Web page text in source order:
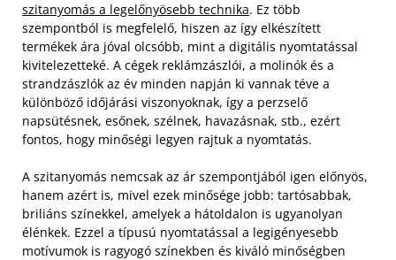
szitanyomás a legelőnyösebb technika. Ez több
szempontból is megfelelő, hiszen az így elkészített
termékek ára jóval olcsóbb, mint a digitális nyomtatással
kivitelezetteké. A cégek reklámzászlói, a molinók és a
strandzászlók az év minden napján ki vannak téve a
különböző időjárási viszonyoknak, így a perzselő
napsütésnek, esőnek, szélnek, havazásnak, stb., ezért
fontos, hogy minőségi legyen rajtuk a nyomtatás.
A szitanyomás nemcsak az ár szempontjából igen előnyös,
hanem azért is, mivel ezek minősége jobb: tartósabbak,
briliáns színekkel, amelyek a hátoldalon is ugyanolyan
élénkek. Ezzel a típusú nyomtatással a legigényesebb
motívumok is ragyogó színekben és kiváló minőségben